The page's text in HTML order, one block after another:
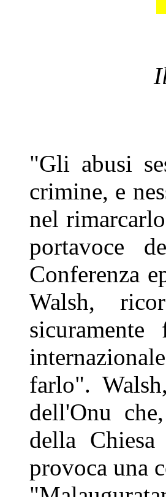
"Gli abusi
crimine, e
nel
portavoce
Conferenza
Walsh,
farlo".
dell'Onu
della
provoca una